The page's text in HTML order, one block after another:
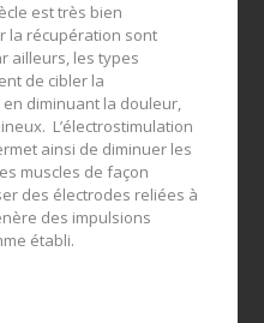
est très bien
la récupération sont
ailleurs, les types
de cibler la
diminuant la douleur,
L’électrostimulation
ainsi de diminuer les
muscles de façon
des électrodes reliées à
des impulsions
établi.